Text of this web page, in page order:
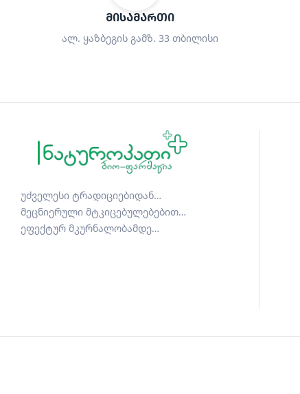
ᲛᲘᲡᲐᲛᲐᲠᲗᲘ
ალ. ყაზბეგის გამზ. 33 თბილისი
უძველესი ტრადიციებიდან…
მეცნიერული მტკიცებულებებით…
ეფექტურ მკურნალობამდე…